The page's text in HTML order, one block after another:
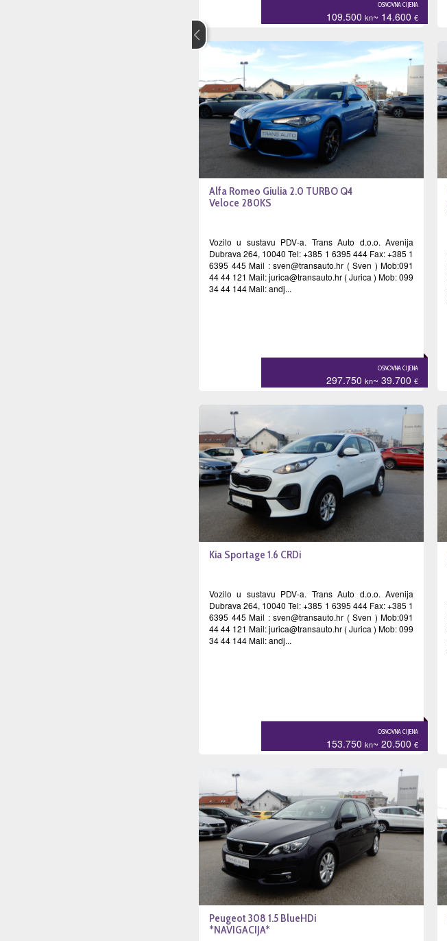
OSNOVNA CIJENA
109.500 kn~ 14.600 €
Alfa Romeo Giulia 2.0 TURBO Q4
Veloce 280KS
Vozilo u sustavu PDV-a. Trans Auto d.o.o. Avenija
Dubrava 264, 10040 Tel: +385 1 6395 444 Fax: +385 1
6395 445 Mail : sven@transauto.hr ( Sven ) Mob:091
44 44 121 Mail:jurica@transauto.hr ( Jurica ) Mob: 099
34 44 144 Mail: andj...
OSNOVNA CIJENA
297.750 kn~ 39.700 €
Kia Sportage 1.6 CRDi
Vozilo u sustavu PDV-a. Trans Auto d.o.o. Avenija
Dubrava 264, 10040 Tel: +385 1 6395 444 Fax: +385 1
6395 445 Mail : sven@transauto.hr ( Sven ) Mob:091
44 44 121 Mail:jurica@transauto.hr ( Jurica ) Mob: 099
34 44 144 Mail: andj...
OSNOVNA CIJENA
153.750 kn~ 20.500 €
Peugeot 308 1.5 BlueHDi
*NAVIGACIJA*